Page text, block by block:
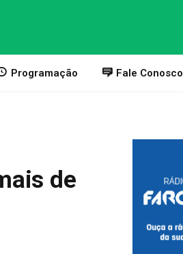
Programação Fale Conosco
de